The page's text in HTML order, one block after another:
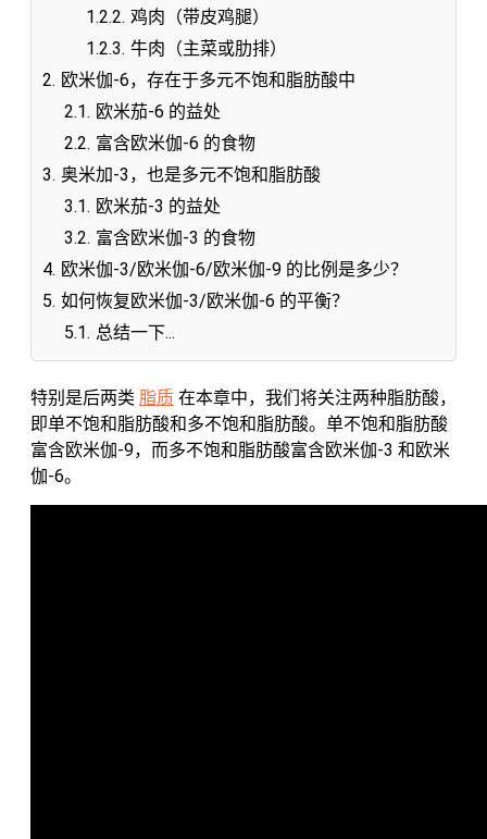
1.2.2. 鸡肉（带皮鸡腿）
1.2.3. 牛肉（主菜或肋排）
2. 欧米伽-6，存在于多元不饱和脂肪酸中
2.1. 欧米茄-6 的益处
2.2. 富含欧米伽-6 的食物
3. 奥米加-3，也是多元不饱和脂肪酸
3.1. 欧米茄-3 的益处
3.2. 富含欧米伽-3 的食物
4. 欧米伽-3/欧米伽-6/欧米伽-9 的比例是多少？
5. 如何恢复欧米伽-3/欧米伽-6 的平衡？
5.1. 总结一下...
特别是后两类 脂质 在本章中，我们将关注两种脂肪酸，
即单不饱和脂肪酸和多不饱和脂肪酸。单不饱和脂肪酸
富含欧米伽-9，而多不饱和脂肪酸富含欧米伽-3 和欧米
伽-6。